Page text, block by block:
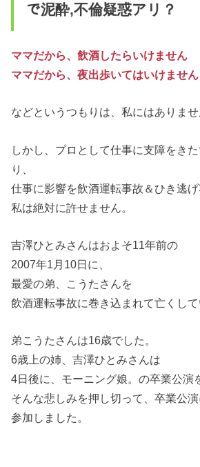
で泥酔,不倫疑惑アリ？
ママだから、飲酒したらいけません
ママだから、夜出歩いてはいけません
などというつもりは、私にはありませ
しかし、プロとして仕事に支障をき
り、
仕事に影響を飲酒運転事故＆ひき逃
私は絶対に許せません。
吉澤ひとみさんはおよそ11年前の
2007年1月10日に、
最愛の弟、こうたさんを
飲酒運転事故に巻き込まれて亡くして
弟こうたさんは16歳でした。
6歳上の姉、吉澤ひとみさんは
4日後に、モーニング娘。の卒業公演
そんな悲しみを押し切って、卒業公演
参加しました。